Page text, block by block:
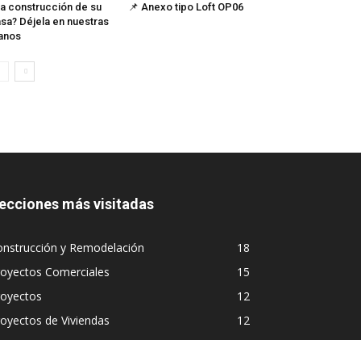
construcción de su
Déjela en nuestras
📌 Anexo tipo Loft OP06
más visitadas
y Remodelación
18
Comerciales
15
12
de Viviendas
12